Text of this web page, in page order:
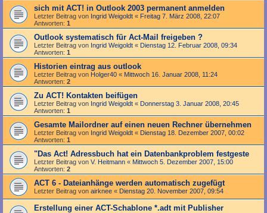
sich mit ACT! in Outlook 2003 permanent anmelden
Letzter Beitrag von Ingrid Weigoldt « Freitag 7. März 2008, 22:07
Antworten: 1
Outlook systematisch für Act-Mail freigeben ?
Letzter Beitrag von Ingrid Weigoldt « Dienstag 12. Februar 2008, 09:34
Antworten: 1
Historien eintrag aus outlook
Letzter Beitrag von Holger40 « Mittwoch 16. Januar 2008, 11:24
Antworten: 2
Zu ACT! Kontakten beifügen
Letzter Beitrag von Ingrid Weigoldt « Donnerstag 3. Januar 2008, 20:45
Antworten: 1
Gesamte Mailordner auf einen neuen Rechner übernehmen
Letzter Beitrag von Ingrid Weigoldt « Dienstag 18. Dezember 2007, 00:02
Antworten: 1
"Das Act! Adressbuch hat ein Datenbankproblem festgeste
Letzter Beitrag von V. Heitmann « Mittwoch 5. Dezember 2007, 15:00
Antworten: 2
ACT 6 - Dateianhänge werden automatisch zugefügt
Letzter Beitrag von airknee « Dienstag 20. November 2007, 09:54
Erstellung einer ACT-Schablone *.adt mit Publisher